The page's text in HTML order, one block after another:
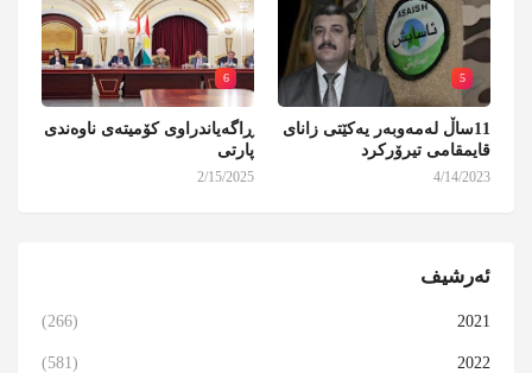
5
11ساڵ لەمەوبەر یەکێتی زانای
قایمقامی تیرۆرکرد
4/14/2023
6
ڕاگەیاندراوی کۆمیتەی ناوەندی
پارتی
2/15/2025
ئەرشیف
2021
(266)
2022
(581)